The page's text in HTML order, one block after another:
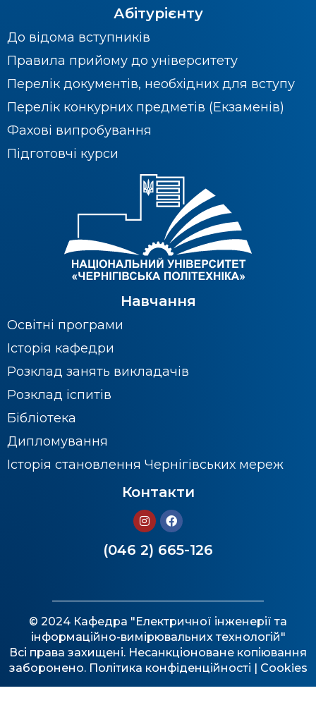
Абітурієнту
До відома вступників
Правила прийому до університету
Перелік документів, необхідних для вступу
Перелік конкурних предметів (Екзаменів)
Фахові випробування
Підготовчі курси
Навчання
Освітні програми
Історія кафедри
Розклад занять викладачів
Розклад іспитів
Бібліотека
Дипломування
Історія становлення Чернігівських мереж
Контакти
(046 2) 665-126
© 2024 Кафедра "Електричної інженерії та
інформаційно-вимірювальних технологій"
Всі права захищені. Несанкціоноване копіювання
заборонено. Політика конфіденційності | Cookies